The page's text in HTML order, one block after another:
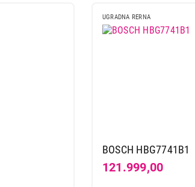
UGRADNA RERNA
BOSCH HBG7741B1
121.999,00